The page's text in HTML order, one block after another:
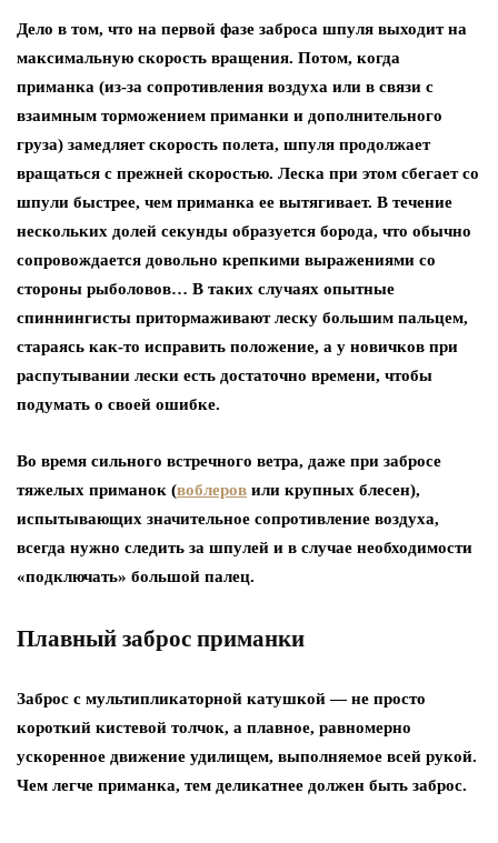
Дело в том, что на первой фазе заброса шпуля выходит на
максимальную скорость вращения. Потом, когда
приманка (из-за сопротивления воздуха или в связи с
взаимным торможением приманки и дополнительного
груза) замедляет скорость полета, шпуля продолжает
вращаться с прежней скоростью. Леска при этом сбегает со
шпули быстрее, чем приманка ее вытягивает. В течение
нескольких долей секунды образуется борода, что обычно
сопровождается довольно крепкими выражениями со
стороны рыболовов… В таких случаях опытные
спиннингисты притормаживают леску большим пальцем,
стараясь как-то исправить положение, а у новичков при
распутывании лески есть достаточно времени, чтобы
подумать о своей ошибке.
Во время сильного встречного ветра, даже при забросе
тяжелых приманок (воблеров или крупных блесен),
испытывающих значительное сопротивление воздуха,
всегда нужно следить за шпулей и в случае необходимости
«подключать» большой палец.
Плавный заброс приманки
Заброс с мультипликаторной катушкой — не просто
короткий кистевой толчок, а плавное, равномерно
ускоренное движение удилищем, выполняемое всей рукой.
Чем легче приманка, тем деликатнее должен быть заброс.